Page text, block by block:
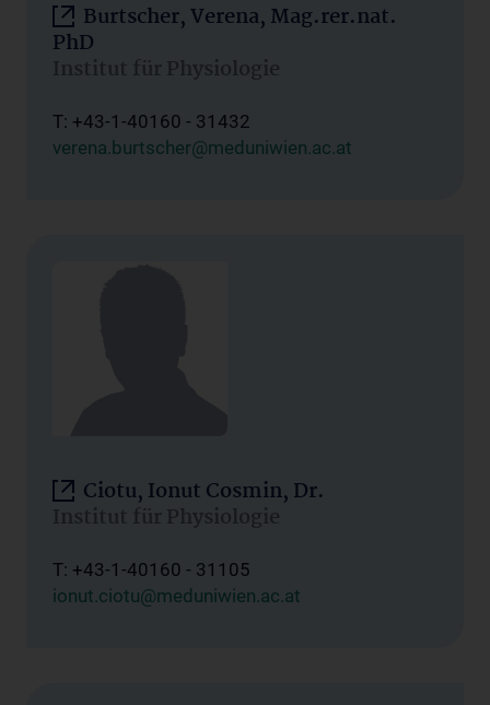
Burtscher, Verena, Mag.rer.nat.
PhD
Institut für Physiologie
T: +43-1-40160 - 31432
verena.burtscher@meduniwien.ac.at
Ciotu, Ionut Cosmin, Dr.
Institut für Physiologie
T: +43-1-40160 - 31105
ionut.ciotu@meduniwien.ac.at